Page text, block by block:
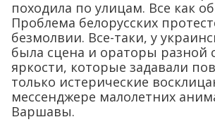
походила по улицам. Все как
Проблема белорусских
безмолвии. Все-таки, у
была сцена и ораторы разной
яркости, которые задавали
только истерические
мессенджере малолетних
Варшавы.